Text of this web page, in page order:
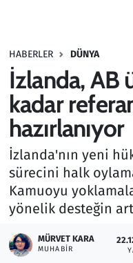
HABERLER DÜNYA
İzlanda, AB
kadar
hazırlanıyor
İzlanda'nın yeni
sürecini halk
Kamuoyu
yönelik desteğin
MÜRVET KARA
MUHABIR
Haber
Kültür Sanat
Kurumsal Haberler
Lezzet Durağı
Memur ve Kamu
Otomobil